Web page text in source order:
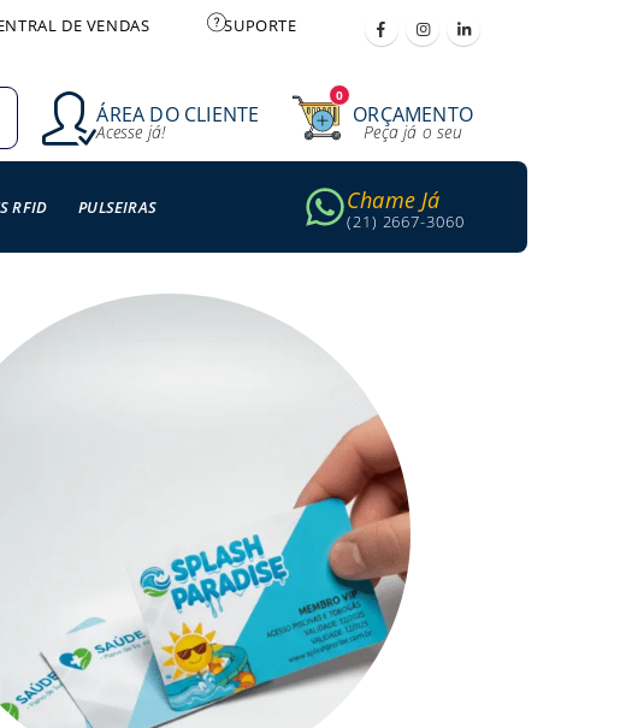
DE VENDAS SUPORTE
ÁREA DO CLIENTE
Acesse já!
0
ORÇAMENTO
Peça já o seu
RFID PULSEIRAS Chame Já
(21) 2667-3060